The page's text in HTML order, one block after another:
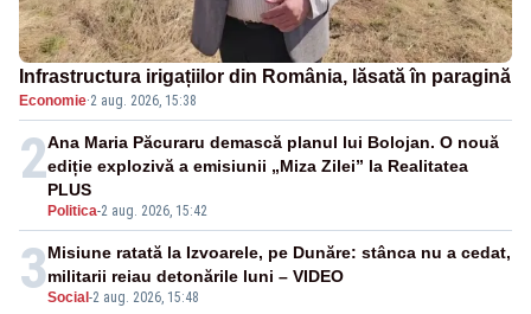
Infrastructura irigațiilor din România, lăsată în paragină
Economie·2 aug. 2026, 15:38
2
Politica-2 aug. 2026, 15:42
Ana Maria Păcuraru demască planul lui Bolojan. O nouă
ediție explozivă a emisiunii „Miza Zilei” la Realitatea
PLUS
3Social -2 aug. 2026, 15:48
Misiune ratată la Izvoarele, pe Dunăre: stânca nu a cedat,
militarii reiau detonările luni – VIDEO